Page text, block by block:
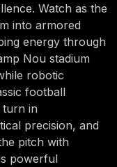
Watch as the
into armored
energy through
Nou stadium
robotic
football
turn in
precision, and
pitch with
powerful